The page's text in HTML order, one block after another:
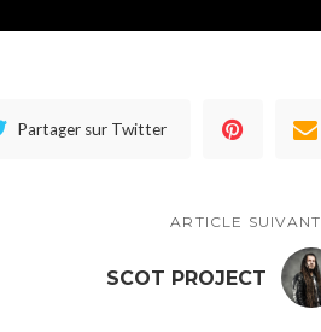
Partager sur Twitter
ARTICLE SUIVANT
SCOT PROJECT